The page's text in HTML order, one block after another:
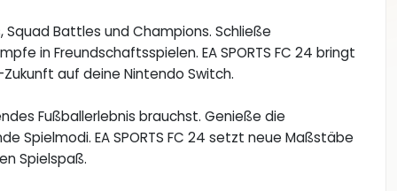
Squad Battles und Champions. Schließe
in Freundschaftsspielen. EA SPORTS FC 24 bringt
auf deine Nintendo Switch.
Fußballerlebnis brauchst. Genieße die
Spielmodi. EA SPORTS FC 24 setzt neue Maßstäbe
Spielspaß.